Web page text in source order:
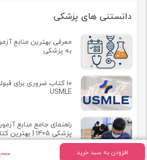
افزودن به سبد خرید
دانستنی های پزشکی
معرفی بهترین منابع
به پزشکی
۱۰ کتاب ضروری برای
USMLE
راهنمای جامع منابع
پزشکی 1405 |
آزمون رزیدنتی 2025